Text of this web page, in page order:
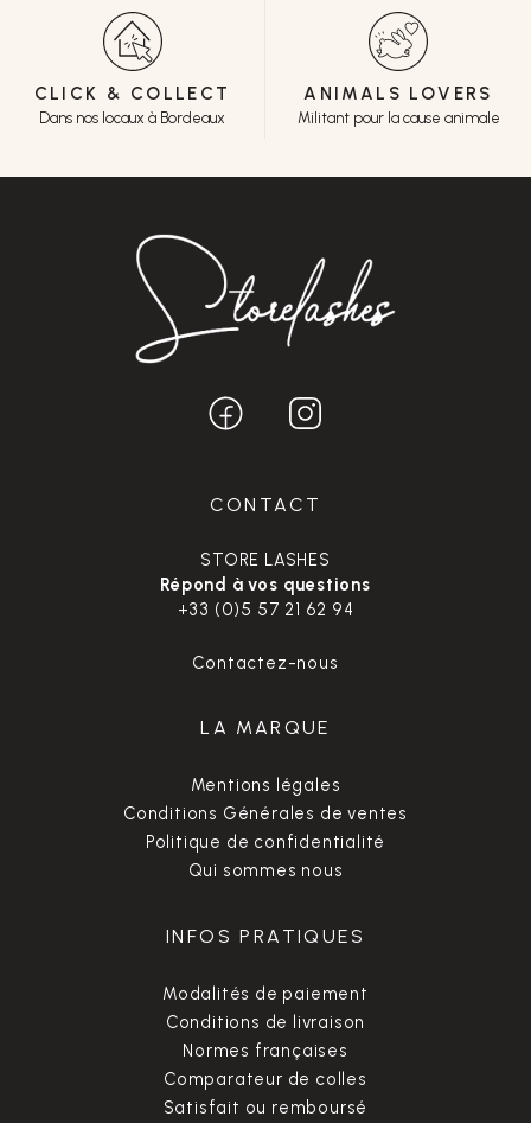
CLICK & COLLECT
Dans nos locaux à Bordeaux
ANIMALS LOVERS
Militant pour la cause animale
CONTACT
STORE LASHES
Répond à vos questions
+33 (0)5 57 21 62 94
Contactez-nous
LA MARQUE
Mentions légales
Conditions Générales de ventes
Politique de confidentialité
Qui sommes nous
INFOS PRATIQUES
Modalités de paiement
Conditions de livraison
Normes françaises
Comparateur de colles
Satisfait ou remboursé